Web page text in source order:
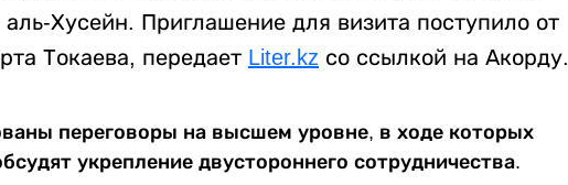
Хусейн. Приглашение для визита поступило от
Токаева, передает Liter.kz со ссылкой на Акорду.
переговоры на высшем уровне, в ходе которых
укрепление двустороннего сотрудничества.